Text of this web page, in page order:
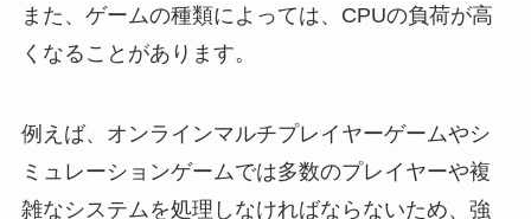
また、ゲームの種類によっては、CPUの負荷が高
くなることがあります。
例えば、オンラインマルチプレイヤーゲームやシ
ミュレーションゲームでは多数のプレイヤーや複
雑なシステムを処理しなければならないため、強